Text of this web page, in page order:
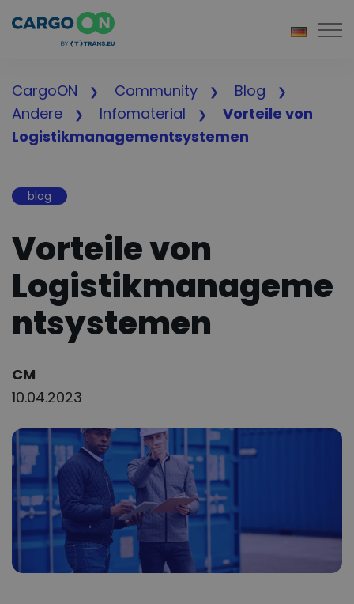
CargoON Community
Blog
Andere
Infomaterial
Vorteile von
Logistikmanagementsystemen
blog
Vorteile von
Logistikmanageme
ntsystemen
Author:
CM
10.04.2023